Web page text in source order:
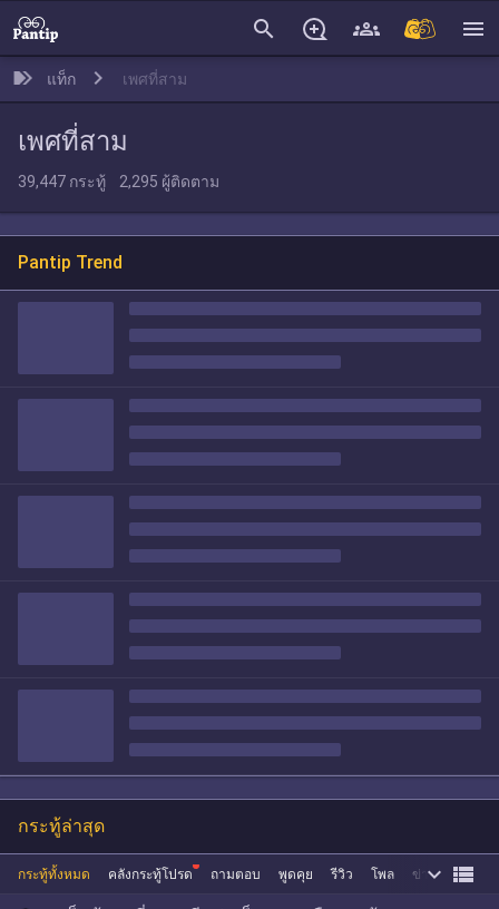
search menu
แท็ก เพศที่สาม
เพศที่สาม
39,447 กระทู้ 2,295 ผู้ติดตาม
Pantip Trend
กระทู้ล่าสุด
กระทู้ทั้งหมด คลังกระทู้โปรด ถามตอบ พูดคุย รีวิว โพล ข่าว ซื้อขาย
 